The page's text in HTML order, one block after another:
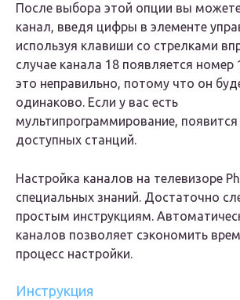
После выбора этой опции вы
канал, введя цифры в элементе
используя клавиши со стрелками
случае канала 18 появляется номер
это неправильно, потому что он
одинаково. Если у вас есть
мультипрограммирование,
доступных станций.
Настройка каналов на телевизоре
специальных знаний. Достаточно
простым инструкциям.
каналов позволяет сэкономить
процесс настройки.
Инструкция